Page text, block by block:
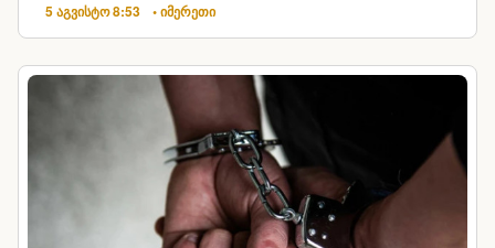
5 აგვისტო 8:53 • იმერეთი